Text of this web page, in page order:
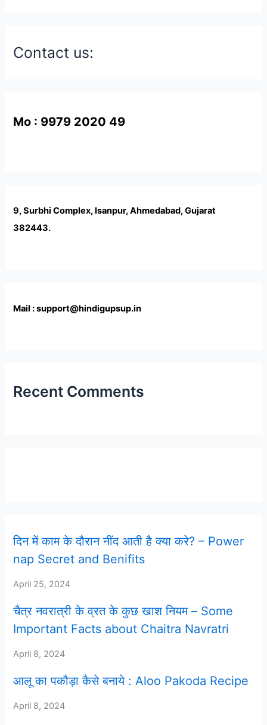
Contact us:
Mo : 9979 2020 49
9, Surbhi Complex, Isanpur, Ahmedabad, Gujarat
382443.
Mail : support@hindigupsup.in
Recent Comments
दिन में काम के दौरान नींद आती है क्या करे? – Power
nap Secret and Benifits
April 25, 2024
चैत्र नवरात्री के व्रत के कुछ खाश नियम – Some
Important Facts about Chaitra Navratri
April 8, 2024
आलू का पकौड़ा कैसे बनाये : Aloo Pakoda Recipe
April 8, 2024